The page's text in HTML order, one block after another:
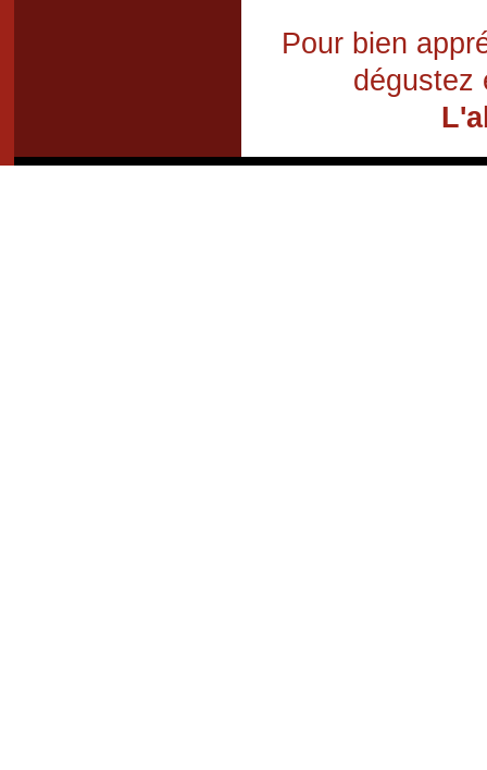
Pour bien
dégustez